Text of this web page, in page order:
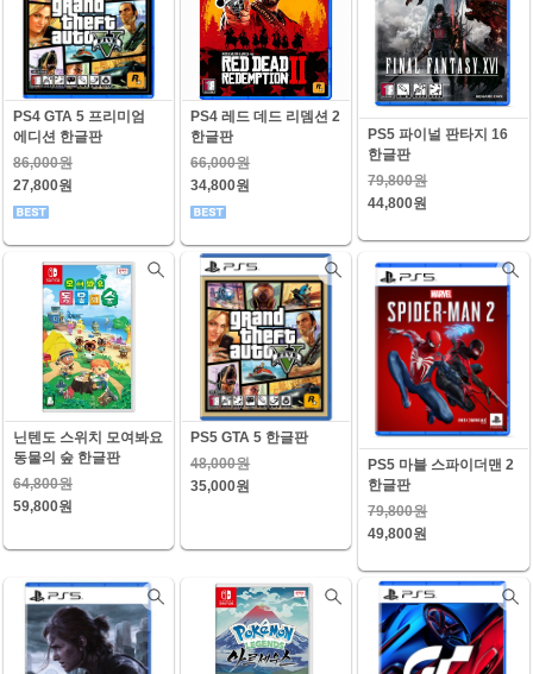
PS4 GTA 5 프리미엄
에디션 한글판
86,000원
27,800원
PS4 레드 데드 리뎀션 2
한글판
66,000원
34,800원
PS5 파이널 판타지 16
한글판
79,800원
44,800원
닌텐도 스위치 모여봐요
동물의 숲 한글판
64,800원
59,800원
PS5 GTA 5 한글판
48,000원
35,000원
PS5 마블 스파이더맨 2
한글판
79,800원
49,800원